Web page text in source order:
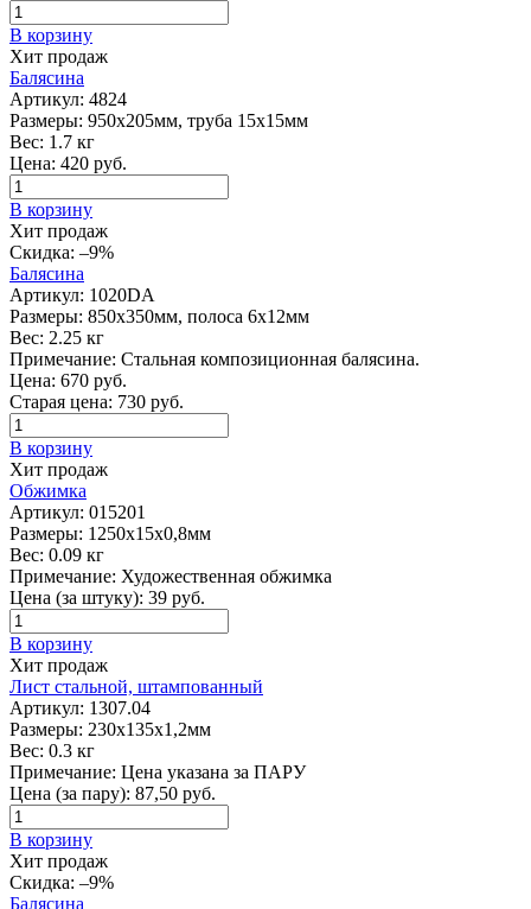
В корзину
Хит продаж
Балясина
Артикул: 4824
Размеры: 950х205мм, труба 15х15мм
Вес: 1.7 кг
Цена: 420 руб.
В корзину
Хит продаж
Скидка: –9%
Балясина
Артикул: 1020DA
Размеры: 850х350мм, полоса 6х12мм
Вес: 2.25 кг
Примечание: Стальная композиционная балясина.
Цена: 670 руб.
Старая цена: 730 руб.
В корзину
Хит продаж
Обжимка
Артикул: 015201
Размеры: 1250х15х0,8мм
Вес: 0.09 кг
Примечание: Художественная обжимка
Цена (за штуку): 39 руб.
В корзину
Хит продаж
Лист стальной, штампованный
Артикул: 1307.04
Размеры: 230х135х1,2мм
Вес: 0.3 кг
Примечание: Цена указана за ПАРУ
Цена (за пару): 87,50 руб.
В корзину
Хит продаж
Скидка: –9%
Балясина